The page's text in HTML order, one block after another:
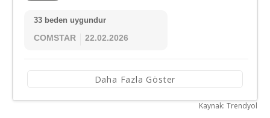
33 beden uygundur
COMSTAR 22.02.2026
Daha Fazla Göster
Kaynak: Trendyol